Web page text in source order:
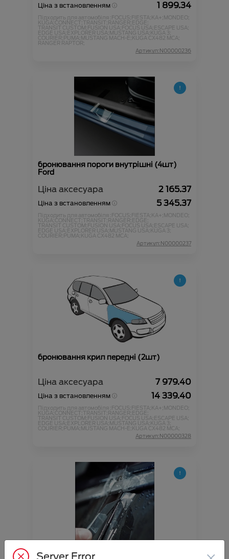
Ціна з встановленням 1 899.34
Підходить для автомобіля :FOCUS;FIESTA;KA+;MONDEO;
KUGA;CONNECT;TRANSIT;RANGER;EDGE;
TRANSIT CUSTOM;FUSION USA;FOCUS USA;ESCAPE USA;
EDGE USA;EXPLORER USA;MUSTANG USA;KUGA 3;
COURIER;PUMA;MUSTANG MACH-E;KUGA CX482 MCA;
RANGER RAPTOR;
Артикул:N00000236
бронювання пороги внутрішні (4шт)
Ford
Ціна аксесуара 2 165.37
Ціна з встановленням 5 345.37
Підходить для автомобіля :FOCUS;FIESTA;KA+;MONDEO;
KUGA;CONNECT;TRANSIT;RANGER;EDGE;
TRANSIT CUSTOM;FUSION USA;FOCUS USA;ESCAPE USA;
EDGE USA;EXPLORER USA;MUSTANG USA;KUGA 3;
COURIER;PUMA;KUGA CX482 MCA;
Артикул:N00000237
бронювання крил передні (2шт)
Ціна аксесуара 7 979.40
Ціна з встановленням 14 339.40
Підходить для автомобіля :FOCUS;FIESTA;KA+;MONDEO;
KUGA;CONNECT;TRANSIT;RANGER;EDGE;
TRANSIT CUSTOM;FUSION USA;FOCUS USA;ESCAPE USA;
EDGE USA;EXPLORER USA;MUSTANG USA;KUGA 3;
COURIER;PUMA;MUSTANG MACH-E;KUGA CX482 MCA;
Артикул:N00000328
Server Error